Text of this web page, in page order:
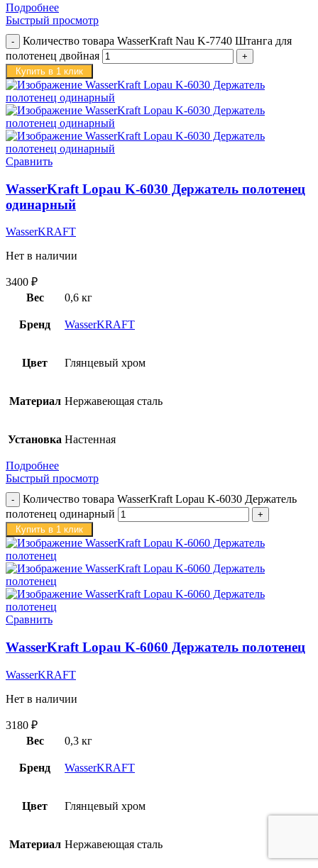
Подробнее
Быстрый просмотр
Количество товара WasserKraft Nau K-7740 Штанга для
полотенец двойная
Купить в 1 клик
Сравнить
WasserKraft Lopau K-6030 Держатель полотенец
одинарный
WasserKRAFT
Нет в наличии
3400 ₽
Вес
0,6 кг
Бренд WasserKRAFT
Цвет Глянцевый хром
Материал Нержавеющая сталь
Установка Настенная
Подробнее
Быстрый просмотр
Количество товара WasserKraft Lopau K-6030 Держатель
полотенец одинарный
Купить в 1 клик
Сравнить
WasserKraft Lopau K-6060 Держатель полотенец
WasserKRAFT
Нет в наличии
3180 ₽
Вес
0,3 кг
Бренд WasserKRAFT
Цвет Глянцевый хром
Материал Нержавеющая сталь